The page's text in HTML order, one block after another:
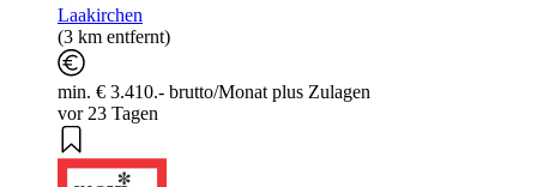
Laakirchen
(3 km entfernt)
min. € 3.410.- brutto/Monat plus Zulagen
vor 23 Tagen